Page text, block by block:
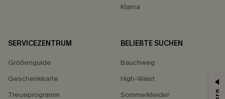
Klarna
SERVICEZENTRUM
Größenguide
Geschenkkarte
Treueprogramm
BELIEBTE SUCHEN
Bauchweg
High-Waist
Sommerkleider